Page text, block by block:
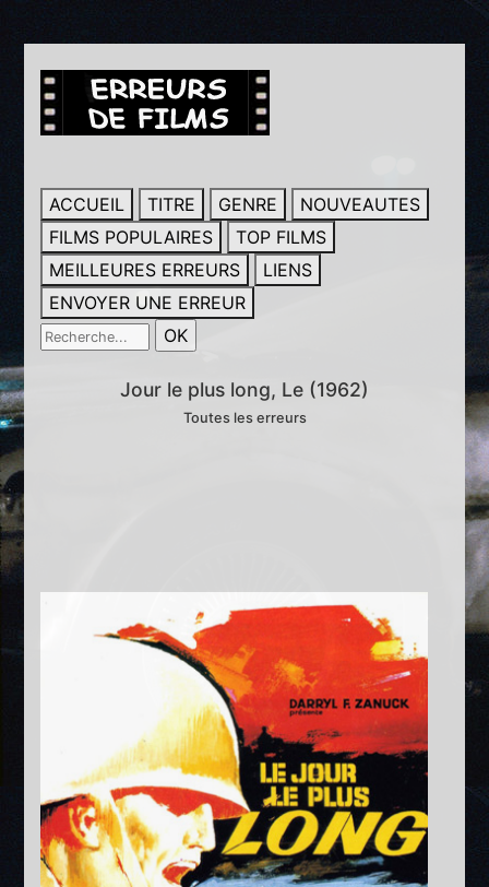
ACCUEIL TITRE GENRE
NOUVEAUTES
FILMS POPULAIRES
TOP FILMS
MEILLEURES ERREURS
LIENS
ENVOYER UNE ERREUR
Jour le plus long, Le (1962)
Toutes les erreurs